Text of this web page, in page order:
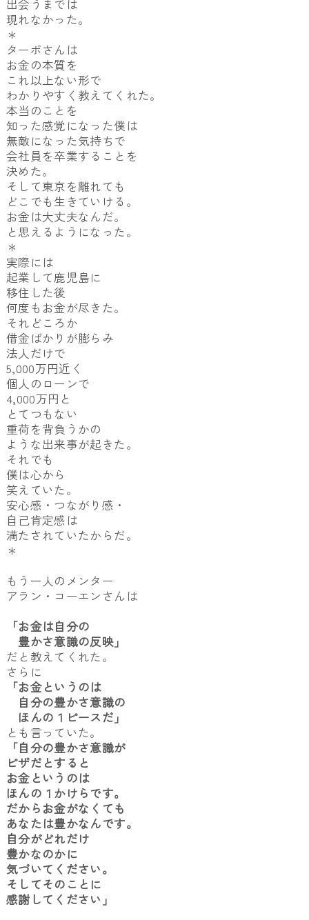
出会うまでは
現れなかった。
＊
ターボさんは
お金の本質を
これ以上ない形で
わかりやすく教えてくれた。
本当のことを
知った感覚になった僕は
無敵になった気持ちで
会社員を卒業することを
決めた。
そして東京を離れても
どこでも生きていける。
お金は大丈夫なんだ。
と思えるようになった。
＊
実際には
起業して鹿児島に
移住した後
何度もお金が尽きた。
それどころか
借金ばかりが膨らみ
法人だけで
5,000万円近く
個人のローンで
4,000万円と
とてつもない
重荷を背負うかの
ような出来事が起きた。
それでも
僕は心から
笑えていた。
安心感・つながり感・
自己肯定感は
満たされていたからだ。
＊
もう一人のメンター
アラン・コーエンさんは
「お金は自分の
豊かさ意識の反映」
だと教えてくれた。
さらに
「お金というのは
自分の豊かさ意識の
ほんの１ピースだ」
とも言っていた。
「自分の豊かさ意識が
ピザだとすると
お金というのは
ほんの１かけらです。
だからお金がなくても
あなたは豊かなんです。
自分がどれだけ
豊かなのかに
気づいてください。
そしてそのことに
感謝してください」